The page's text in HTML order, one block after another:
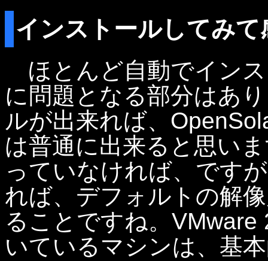
インストールしてみ
ほとんど自動でイン
に問題となる部分はあ
ルが出来れば、
は普通に出来ると思い
っていなければ、です
れば、デフォルトの解
ることですね。
いているマシンは、基